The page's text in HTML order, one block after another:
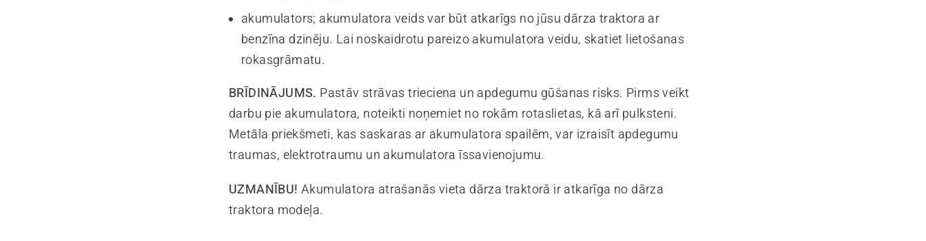
akumulators; akumulatora veids var būt atkarīgs no jūsu dārza traktora ar
benzīna dzinēju. Lai noskaidrotu pareizo akumulatora veidu, skatiet lietošanas
rokasgrāmatu.
BRĪDINĀJUMS. Pastāv strāvas trieciena un apdegumu gūšanas risks. Pirms veikt
darbu pie akumulatora, noteikti noņemiet no rokām rotaslietas, kā arī pulksteni.
Metāla priekšmeti, kas saskaras ar akumulatora spailēm, var izraisīt apdegumu
traumas, elektrotraumu un akumulatora īssavienojumu.
UZMANĪBU! Akumulatora atrašanās vieta dārza traktorā ir atkarīga no dārza
traktora modeļa.